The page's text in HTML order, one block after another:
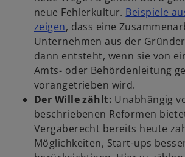
e
i
n
e
r
n
e
u
e
n
neue Fehlerkultur. Beispiele
zeigenw
i
r
d
i
n
e
i
n
, dass eine
Unternehmen aus der
dann entsteht, wenn sie von
Amts- oder Behördenleitung
vorangetrieben wird.
Der Wille zählt: Unabhängig
beschriebenen Reformen
Vergaberecht bereits heute
Möglichkeiten, Start-ups